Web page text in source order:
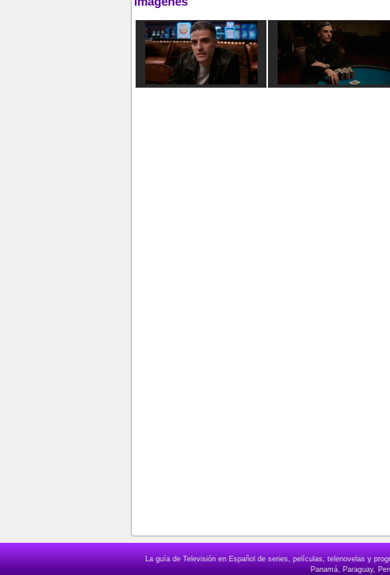
La guía de Televisión en Español de series, películas, telenovelas y
Panamá, Paraguay,